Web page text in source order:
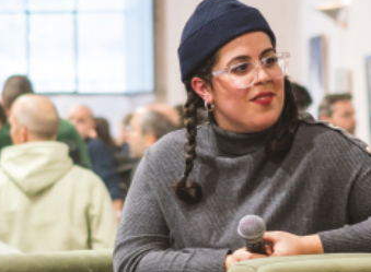
do que sabe. Este
pela envergadura de
“simplesmente… Vinho”,
um painel constituído
falar sobre as histórias e
no mundo dos vinhos.